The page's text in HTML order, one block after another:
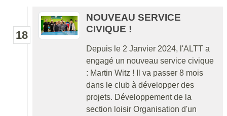
18
NOUVEAU SERVICE
CIVIQUE !
Depuis le 2 Janvier 2024, l'ALTT a
engagé un nouveau service civique
: Martin Witz ! Il va passer 8 mois
dans le club à développer des
projets. Développement de la
section loisir Organisation d'un